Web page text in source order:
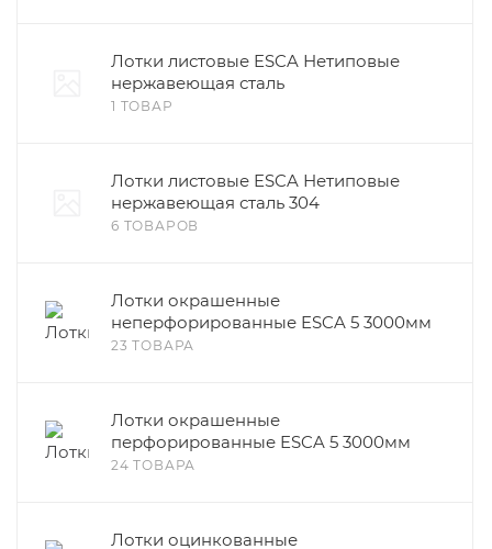
Лотки листовые ESCA Нетиповые
нержавеющая сталь
1 ТОВАР
Лотки листовые ESCA Нетиповые
нержавеющая сталь 304
6 ТОВАРОВ
Лотки окрашенные
неперфорированные ESCA 5 3000мм
23 ТОВАРА
Лотки окрашенные
перфорированные ESCA 5 3000мм
24 ТОВАРА
Лотки оцинкованные